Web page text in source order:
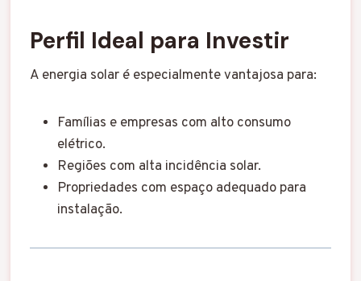
Perfil Ideal para Investir
A energia solar é especialmente vantajosa para:
Famílias e empresas com alto consumo
elétrico.
Regiões com alta incidência solar.
Propriedades com espaço adequado para
instalação.